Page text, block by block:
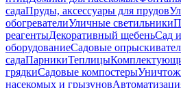
садаПруды, аксессуары для прудов
обогревателиУличные светильники
реагентыДекоративный щебеньСад
оборудованиеСадовые
садаПарникиТеплицы
грядкиСадовые компостеры
насекомых и грызунов